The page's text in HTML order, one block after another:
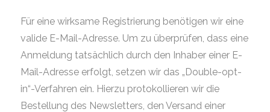
Für eine wirksame Registrierung benötigen wir eine
valide E-Mail-Adresse. Um zu überprüfen, dass eine
Anmeldung tatsächlich durch den Inhaber einer E-
Mail-Adresse erfolgt, setzen wir das „Double-opt-
in“-Verfahren ein. Hierzu protokollieren wir die
Bestellung des Newsletters, den Versand einer